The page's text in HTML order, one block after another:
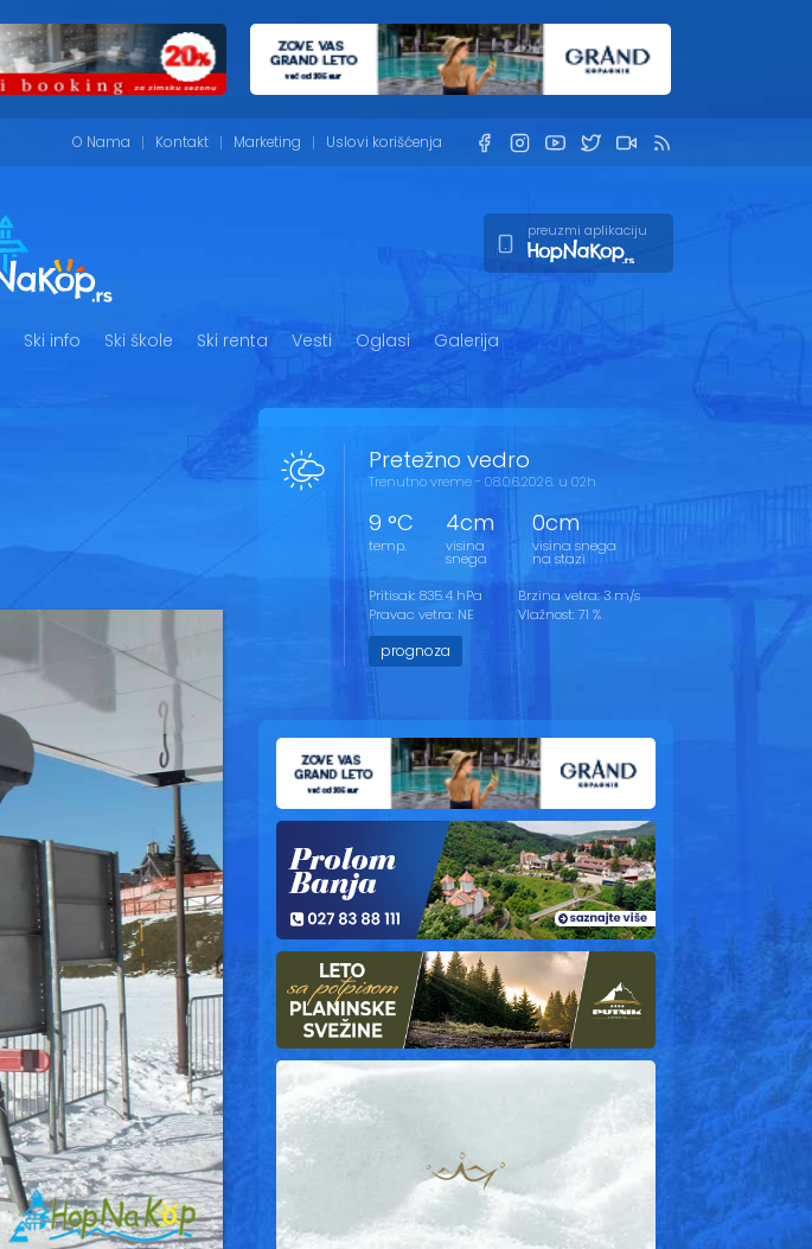
O Nama Kontakt Marketing Uslovi korišćenja
preuzmi aplikaciju
Ski info Ski škole Ski renta Vesti Oglasi Galerija
Pretežno vedro
Trenutno vreme - 08.06.2026. u 02h
9 °C
temp.
4cm
visina
snega
0cm
visina snega
na stazi
Pritisak: 835.4 hPa
Pravac vetra: NE
Brzina vetra: 3 m/s
Vlažnost: 71 %
prognoza